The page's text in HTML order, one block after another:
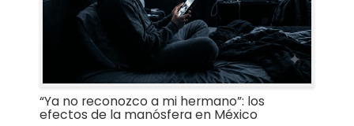
“Ya no reconozco a mi hermano”: los
efectos de la manósfera en México